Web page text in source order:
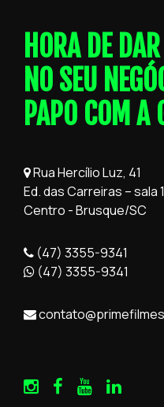
HORA DE
NO SEU
PAPO COM A
Rua Hercílio Luz, 41
Ed. das Carreiras – sala
Centro - Brusque/SC
(47) 3355-9341
(47) 3355-9341